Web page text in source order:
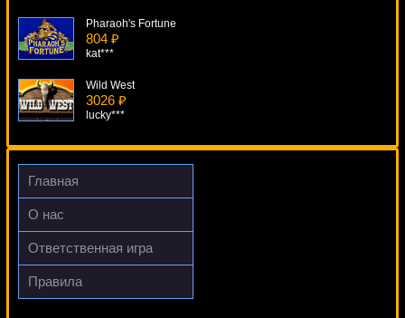
Pharaoh's Fortune
804 ₽
kat***
Wild West
3026 ₽
lucky***
Monkey Money
1408 ₽
turen***
Главная
О нас
Ответственная игра
Правила
African Simba